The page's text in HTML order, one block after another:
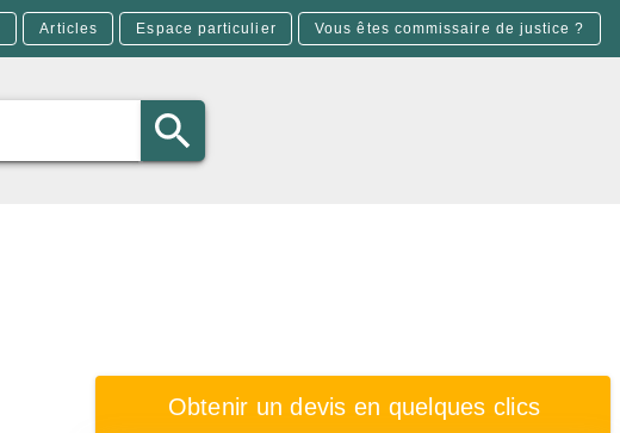
Articles Espace particulier Vous êtes commissaire de justice ?
Obtenir un devis en quelques clics